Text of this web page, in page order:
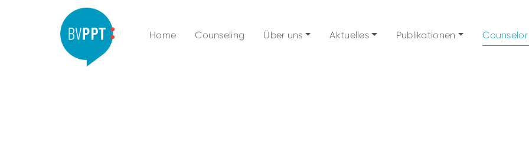
Home Counseling Über uns Aktuelles Publikationen